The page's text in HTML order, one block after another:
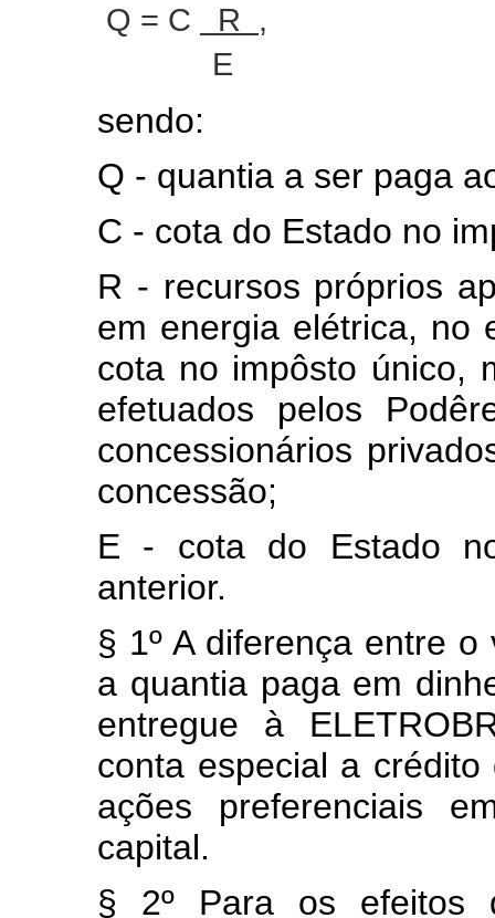
Q = C R
,
E
sendo:
Q - quantia a ser paga
C - cota do Estado no
R - recursos próprios
em energia elétrica, no
cota no impôsto único,
efetuados pelos
concessionários
concessão;
E - cota do Estado
anterior.
§ 1º A diferença entre
a quantia paga em
entregue à
conta especial a
ações preferenciais
capital.
§ 2º Para os efeitos